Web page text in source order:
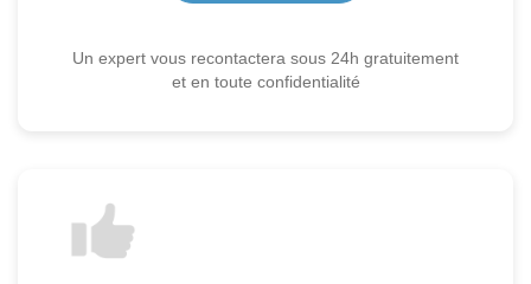
Un expert vous recontactera sous 24h gratuitement
et en toute confidentialité